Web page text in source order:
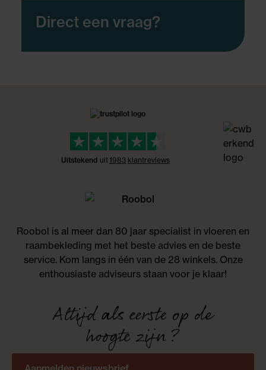
Direct een vraag?
Roobol is al meer dan 80 jaar specialist in vloeren en
raambekleding met het beste advies en de beste
service. Kom langs in één van de 28 winkels. Onze
enthousiaste adviseurs staan voor je klaar!
Altijd als eerste op de
hoogte zijn?
Uitstekend uit 1983 klantreviews